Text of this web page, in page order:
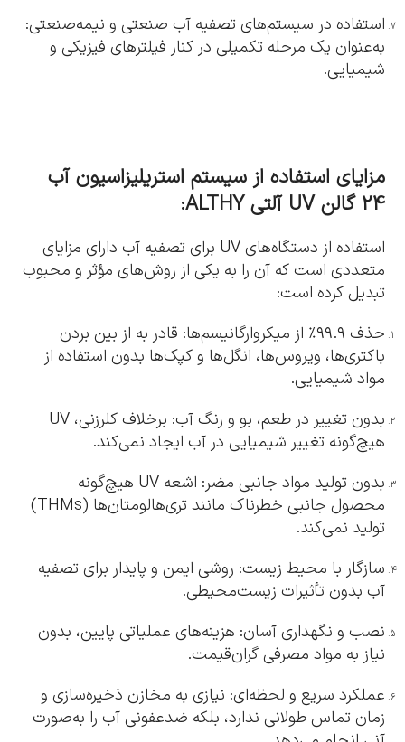
استفاده در سیستم‌های تصفیه آب صنعتی و نیمه‌صنعتی:
به‌عنوان یک مرحله تکمیلی در کنار فیلترهای فیزیکی و
شیمیایی.
مزایای استفاده از سیستم استریلیزاسیون آب
24 گالن UV آلتی ALTHY:
استفاده از دستگاه‌های UV برای تصفیه آب دارای مزایای
متعددی است که آن را به یکی از روش‌های مؤثر و محبوب
تبدیل کرده است:
حذف ۹۹.۹٪ از میکروارگانیسم‌ها: قادر به از بین بردن
باکتری‌ها، ویروس‌ها، انگل‌ها و کپک‌ها بدون استفاده از
مواد شیمیایی.
بدون تغییر در طعم، بو و رنگ آب: برخلاف کلرزنی، UV
هیچ‌گونه تغییر شیمیایی در آب ایجاد نمی‌کند.
بدون تولید مواد جانبی مضر: اشعه UV هیچ‌گونه
محصول جانبی خطرناک مانند تری‌هالومتان‌ها (THMs)
تولید نمی‌کند.
سازگار با محیط زیست: روشی ایمن و پایدار برای تصفیه
آب بدون تأثیرات زیست‌محیطی.
نصب و نگهداری آسان: هزینه‌های عملیاتی پایین، بدون
نیاز به مواد مصرفی گران‌قیمت.
عملکرد سریع و لحظه‌ای: نیازی به مخازن ذخیره‌سازی و
زمان تماس طولانی ندارد، بلکه ضدعفونی آب را به‌صورت